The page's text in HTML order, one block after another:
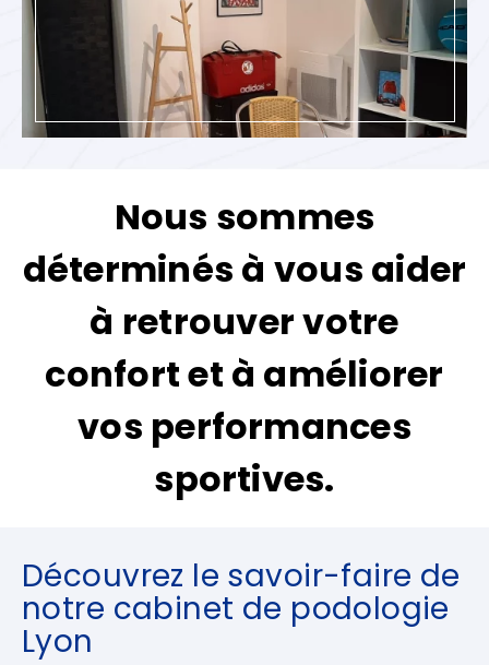
Nous sommes
déterminés à vous aider
à retrouver votre
confort et à améliorer
vos performances
sportives.
Découvrez le savoir-faire de
notre cabinet de podologie
Lyon